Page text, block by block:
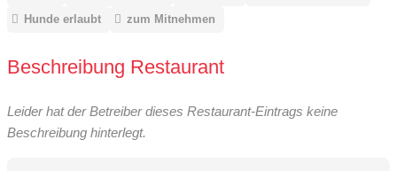
Hunde erlaubt
zum Mitnehmen
Beschreibung Restaurant
Leider hat der Betreiber dieses Restaurant-Eintrags keine
Beschreibung hinterlegt.